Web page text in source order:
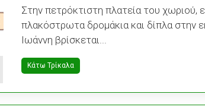
Στην πετρόκτιστη πλατεία του χωριού,
πλακόστρωτα δρομάκια και δίπλα στην
Ιωάννη βρίσκεται...
Κάτω Τρίκαλα